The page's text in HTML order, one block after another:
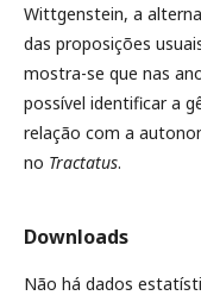
Wittgenstein, a
das proposições
mostra-se que nas
possível identificar a
relação com a
no Tractatus.
Downloads
Não há dados